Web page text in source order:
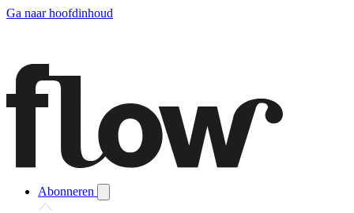
Ga naar hoofdinhoud
Abonneren